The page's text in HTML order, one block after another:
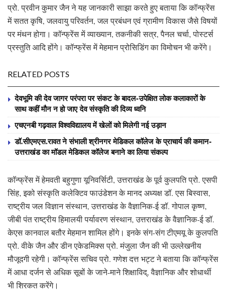
प्रो. प्रवीन कुमार जैन ने यह जानकारी साझा करते हुए बताया कि कॉन्फ्रेंस
में सतत कृषि, जलवायु परिवर्तन, जल प्रबंधन एवं ग्रामीण विकास जैसे विषयों
पर मंथन होगा। कॉन्फ्रेंस में व्याख्यान, तकनीकी सत्र, पैनल चर्चा, पोस्टर्स
प्रस्तुति आदि होंगे। कॉन्फ्रेंस में मेहमान प्रोसिडिंग का विमोचन भी करेंगे।
RELATED POSTS
देवभूमि की देव जागर परंपरा पर संकट के बादल-उपेक्षित लोक कलाकारों के
साथ कहीं मौन न हो जाए देव संस्कृति की दिव्य ध्वनि
एचएनबी गढ़वाल विश्वविद्यालय में खेलों को मिलेगी नई उड़ान
डॉ.सीएमएस.रावत ने संभाली श्रीनगर मेडिकल कॉलेज के प्राचार्य की कमान-
उत्तराखंड का मॉडल मेडिकल कॉलेज बनाने का लिया संकल्प
कॉन्फ्रेंस में हेमवती बहुगुणा यूनिवर्सिटी, उत्तराखंड के पूर्व कुलपति प्रो. एसपी
सिंह, इको संस्कृति कलेक्टिव फाउंडेशन के मानद अध्यक्ष डॉ. एस बिस्वास,
राष्ट्रीय जल विज्ञान संस्थान, उत्तराखंड के वैज्ञानिक-ई डॉ. गोपाल कृष्ण,
जीबी पंत राष्ट्रीय हिमालयी पर्यावरण संस्थान, उत्तराखंड के वैज्ञानिक-ई डॉ.
केएस कानवाल बतौर मेहमान शामिल होंगे। इनके संग-संग टीएमयू के कुलपति
प्रो. वीके जैन और डीन एकेडमिक्स प्रो. मंजुला जैन की भी उल्लेखनीय
मौजूदगी रहेगी। कॉन्फ्रेंस सचिव प्रो. गणेश दत्त भट्ट ने बताया कि कॉन्फ्रेंस
में आधा दर्जन से अधिक सूबों के जाने-माने शिक्षाविद्, वैज्ञानिक और शोधार्थी
भी शिरकत करेंगे।